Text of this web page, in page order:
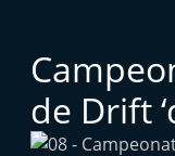
de Drift